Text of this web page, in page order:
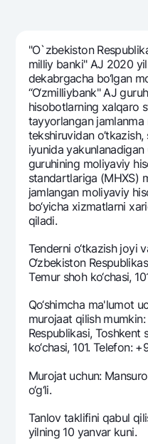
Talab qilib olinguncha
Oltin omonat
NBU’dan oltin
Kumush omonat
Visa
Visa FIFA
Mastercard
Ish haqi
Garmin pay
Tariflar
Aksiyalar
Milliy mobil ilovasi
Ko'p beriladigan
Sayt bo‘yicha
Qidirish
Foydali havolalar
Matbuot markazi
Ofis va bankomatlar
Shaxsiy ma'lumotlarni
Bizni ijtimoiy tarmoqlarda
Aloqa markazi
+998 78 148-00-10 1344
"O`zbekiston
milliy banki" AJ 2020
dеkabrgacha bo‘lgan
“O‘zmilliybank" AJ
hisobotlarning xalqaro
tayyorlangan
tekshiruvidan
iyunida yakunlanadigan
guruhining moliyaviy
standartlariga (MHXS)
jamlangan moliyaviy
bo‘yicha xizmatlarni
qiladi.
Tenderni o‘tkazish joyi
O‘zbekiston
Tеmur shoh ko‘chasi,
Qo‘shimcha ma'lumot
murojaat qilish mumkin:
Respublikasi, Toshkent
ko‘chasi, 101. Telefon:
Murojat uchun:
o‘g‘li.
Tanlov taklifini qabul
yilning 10 yanvar kuni.